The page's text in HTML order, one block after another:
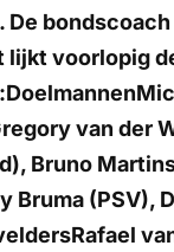
lijkt voorlopig
:Doelmannen
van der
Bruno
Bruma (PSV),
Rafael